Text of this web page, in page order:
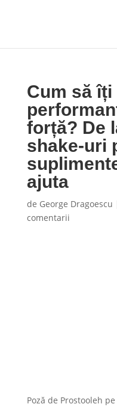
Cum să
forță? De
shake-uri
ajuta
de George Dragoescu
comentarii
Poză de Prostooleh